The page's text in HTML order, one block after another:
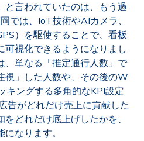
と言われていたのは、もう過
では、IoT技術やAIカメラ、
）を駆使することで、看板
視化できるようになりまし
、単なる「推定通行人数」で
視」した人数や、その後のW
キングする多角的なKPI設定
告がどれだけ売上に貢献した
どれだけ底上げしたかを、
なります。